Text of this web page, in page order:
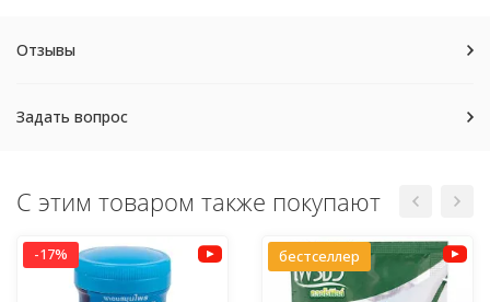
Отзывы
Задать вопрос
С этим товаром также покупают
-17% бестселлер